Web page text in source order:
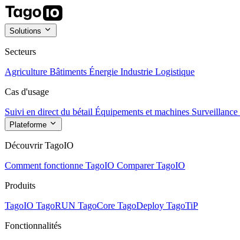
Solutions
Secteurs
Agriculture Bâtiments Énergie Industrie Logistique
Cas d'usage
Suivi en direct du bétail Équipements et machines Surveillance
Plateforme
Découvrir TagoIO
Comment fonctionne TagoIO Comparer TagoIO
Produits
TagoIO TagoRUN TagoCore TagoDeploy TagoTiP
Fonctionnalités